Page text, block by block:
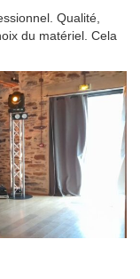
Qualité,
du matériel. Cela